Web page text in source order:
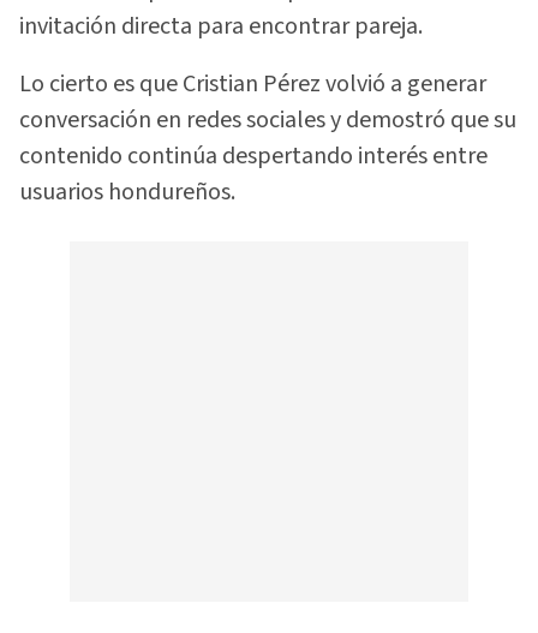
invitación directa para encontrar pareja.
Lo cierto es que Cristian Pérez volvió a generar
conversación en redes sociales y demostró que su
contenido continúa despertando interés entre
usuarios hondureños.